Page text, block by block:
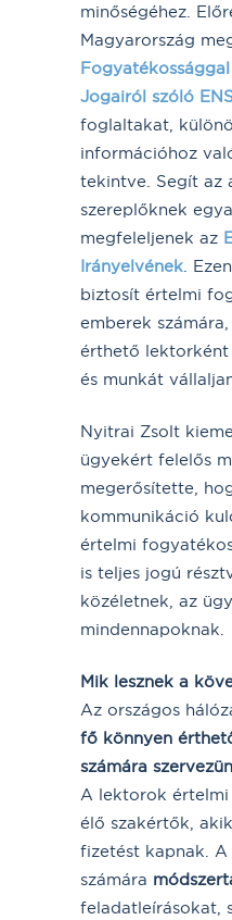
minőségéhez.
Magyarország
Jogairól szóló
foglaltakat,
információhoz
tekintve. Segít az
szereplőknek
megfeleljenek az
Irányelvének.
biztosít értelmi
emberek
érthető
és munkát
Nyitrai Zsolt
ügyekért felelős
megerősítette,
kommunikáció
értelmi
is teljes jogú
közéletnek, az
mindennapoknak.
Mik lesznek a
Az országos
fő könnyen
számára
A lektorok
élő szakértők,
fizetést kapnak.
számára
feladatleírásokat,